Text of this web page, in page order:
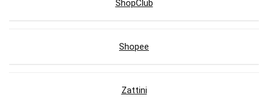
ShopClub
Shopee
Zattini